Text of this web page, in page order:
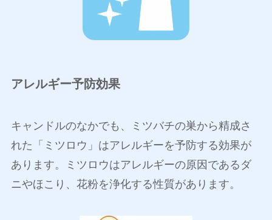
アレルギー予防効果
キャンドルのなかでも、ミツバチの巣から精成さ
れた「ミツロウ」はアレルギーを予防する効果が
あります。ミツロウはアレルギーの原因であるダ
ニやほこり、花粉を浄化する性質があります。